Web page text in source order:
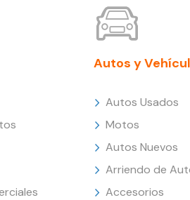
Autos y
Autos Usados
Motos
Autos Nuevos
Arriendo de
Accesorios